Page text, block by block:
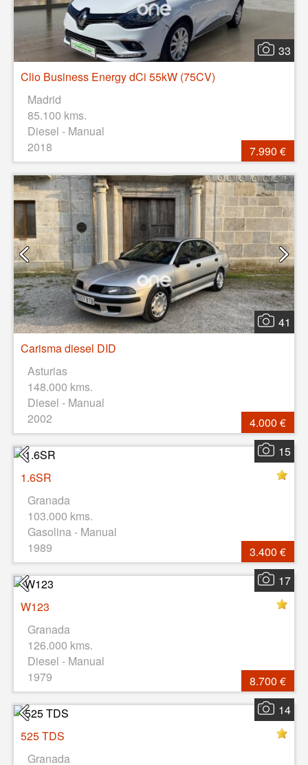
33
Clio Business Energy dCi 55kW (75CV)
Madrid
85.100 kms.
Diesel - Manual
2018
7.990 €
41
Carisma diesel DID
Asturias
148.000 kms.
Diesel - Manual
2002
4.000 €
15
1.6SR
Granada
103.000 kms.
Gasolina - Manual
1989
3.400 €
17
W123
Granada
126.000 kms.
Diesel - Manual
1979
8.700 €
14
525 TDS
Granada